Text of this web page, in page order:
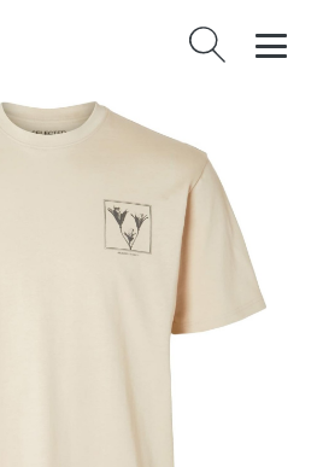
Vyhledávání
Tričko 'RELAX' Selected Homme béžová /